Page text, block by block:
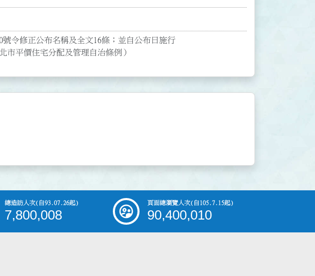
號令修正公布名稱及全文16條；並自公布日施行
市平價住宅分配及管理自治條例）
總造訪人次(自93.07.26起)
7,800,008
頁面總瀏覽人次(自105.7.15起)
90,400,010